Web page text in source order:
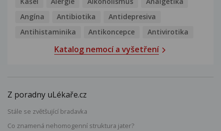
Angína
Antibiotika
Antidepresiva
Antihistaminika
Antikoncepce Antivirotika
Katalog nemocí a vyšetření
Z poradny uLékaře.cz
Stále se zvětšující bradavka
Co znamená nehomogenní struktura jater?